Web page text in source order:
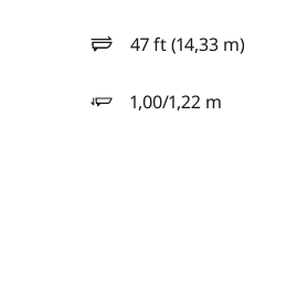
47 ft (14,33 m)
longueur
1,00/1,22 m
tirant d'eau